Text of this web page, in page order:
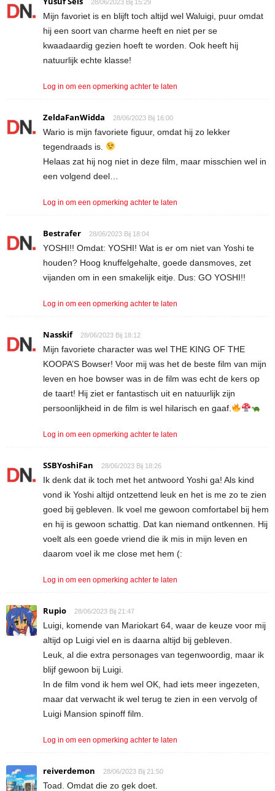
28/06/2023 Bij 15:29
Mijn favoriet is en blijft toch altijd wel Waluigi, puur omdat
hij een soort van charme heeft en niet per se
kwaadaardig gezien hoeft te worden. Ook heeft hij
natuurlijk echte klasse!
Log in om een opmerking achter te laten
ZeldaFanWidda 28/06/2023 Bij 16:00
Wario is mijn favoriete figuur, omdat hij zo lekker
tegendraads is.
Helaas zat hij nog niet in deze film, maar misschien wel in
een volgend deel…
Log in om een opmerking achter te laten
Bestrafer 28/06/2023 Bij 18:04
YOSHI!! Omdat: YOSHI! Wat is er om niet van Yoshi te
houden? Hoog knuffelgehalte, goede dansmoves, zet
vijanden om in een smakelijk eitje. Dus: GO YOSHI!!
Log in om een opmerking achter te laten
Nasskif 28/06/2023 Bij 18:12
Mijn favoriete character was wel THE KING OF THE
KOOPA’S Bowser! Voor mij was het de beste film van mijn
leven en hoe bowser was in de film was echt de kers op
de taart! Hij ziet er fantastisch uit en natuurlijk zijn
persoonlijkheid in de film is wel hilarisch en gaaf.
Log in om een opmerking achter te laten
SSBYoshiFan 28/06/2023 Bij 18:26
Ik denk dat ik toch met het antwoord Yoshi ga! Als kind
vond ik Yoshi altijd ontzettend leuk en het is me zo te zien
goed bij gebleven. Ik voel me gewoon comfortabel bij hem
en hij is gewoon schattig. Dat kan niemand ontkennen. Hij
voelt als een goede vriend die ik mis in mijn leven en
daarom voel ik me close met hem (:
Log in om een opmerking achter te laten
Rupio 28/06/2023 Bij 21:47
Luigi, komende van Mariokart 64, waar de keuze voor mij
altijd op Luigi viel en is daarna altijd bij gebleven.
Leuk, al die extra personages van tegenwoordig, maar ik
blijf gewoon bij Luigi.
In de film vond ik hem wel OK, had iets meer ingezeten,
maar dat verwacht ik wel terug te zien in een vervolg of
Luigi Mansion spinoff film.
Log in om een opmerking achter te laten
reiverdemon 28/06/2023 Bij 21:50
Toad. Omdat die zo gek doet.